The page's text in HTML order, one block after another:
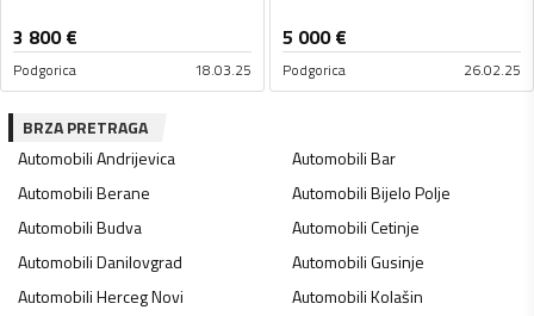
3 800€
Podgorica 18.03.25
5 000€
Podgorica 26.02.25
BRZA PRETRAGA
AutomobiliAndrijevica AutomobiliBar
AutomobiliBerane AutomobiliBijelo Polje
AutomobiliBudva AutomobiliCetinje
AutomobiliDanilovgrad AutomobiliGusinje
AutomobiliHerceg Novi AutomobiliKolašin